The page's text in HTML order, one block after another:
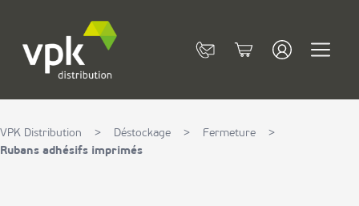
ContactCart
VPK Distribution > Déstockage > Fermeture
>
Rubans adhésifs imprimés